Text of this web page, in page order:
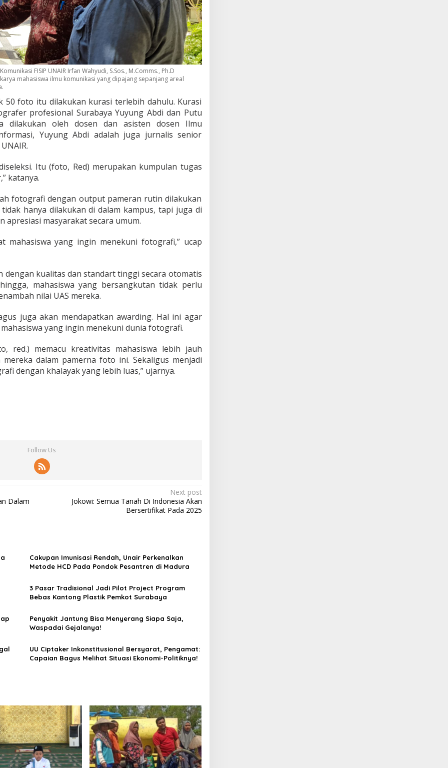
FISIP UNAIR Irfan Wahyudi, S.Sos., M.Comms., Ph.D
mahasiswa ilmu komunikasi yang dipajang sepanjang areal
50 foto itu dilakukan kurasi terlebih dahulu. Kurasi
profesional Surabaya Yuyung Abdi dan Putu
dilakukan oleh dosen dan asisten dosen Ilmu
Yuyung Abdi adalah juga jurnalis senior
Itu (foto, Red) merupakan kumpulan tugas
katanya.
fotografi dengan output pameran rutin dilakukan
hanya dilakukan di dalam kampus, tapi juga di
masyarakat secara umum.
mahasiswa yang ingin menekuni fotografi,” ucap
kualitas dan standart tinggi secara otomatis
mahasiswa yang bersangkutan tidak perlu
nilai UAS mereka.
juga akan mendapatkan awarding. Hal ini agar
yang ingin menekuni dunia fotografi.
red.) memacu kreativitas mahasiswa lebih jauh
dalam pamerna foto ini. Sekaligus menjadi
dengan khalayak yang lebih luas,” ujarnya.
Follow Us
Dalam
Next post
Jokowi: Semua Tanah Di Indonesia Akan
Bersertifikat Pada 2025
Cakupan Imunisasi Rendah, Unair Perkenalkan
Metode HCD Pada Pondok Pesantren di Madura
3 Pasar Tradisional Jadi Pilot Project Program
Bebas Kantong Plastik Pemkot Surabaya
Penyakit Jantung Bisa Menyerang Siapa Saja,
Waspadai Gejalanya!
UU Ciptaker Inkonstitusional Bersyarat, Pengamat:
Capaian Bagus Melihat Situasi Ekonomi-Politiknya!